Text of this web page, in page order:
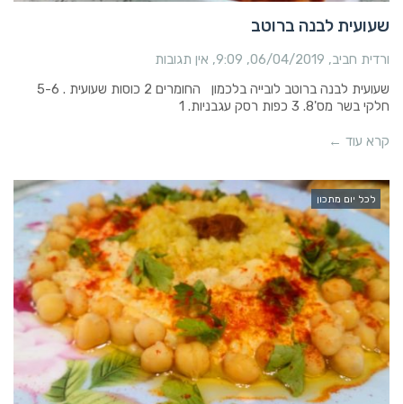
שעועית לבנה ברוטב
ורדית חביב 06/04/2019
9:09 אין תגובות
חלקי בשר מס'8. 3 כפות רסק עגבניות. 1
קרא עוד ←
לכל יום מתכון